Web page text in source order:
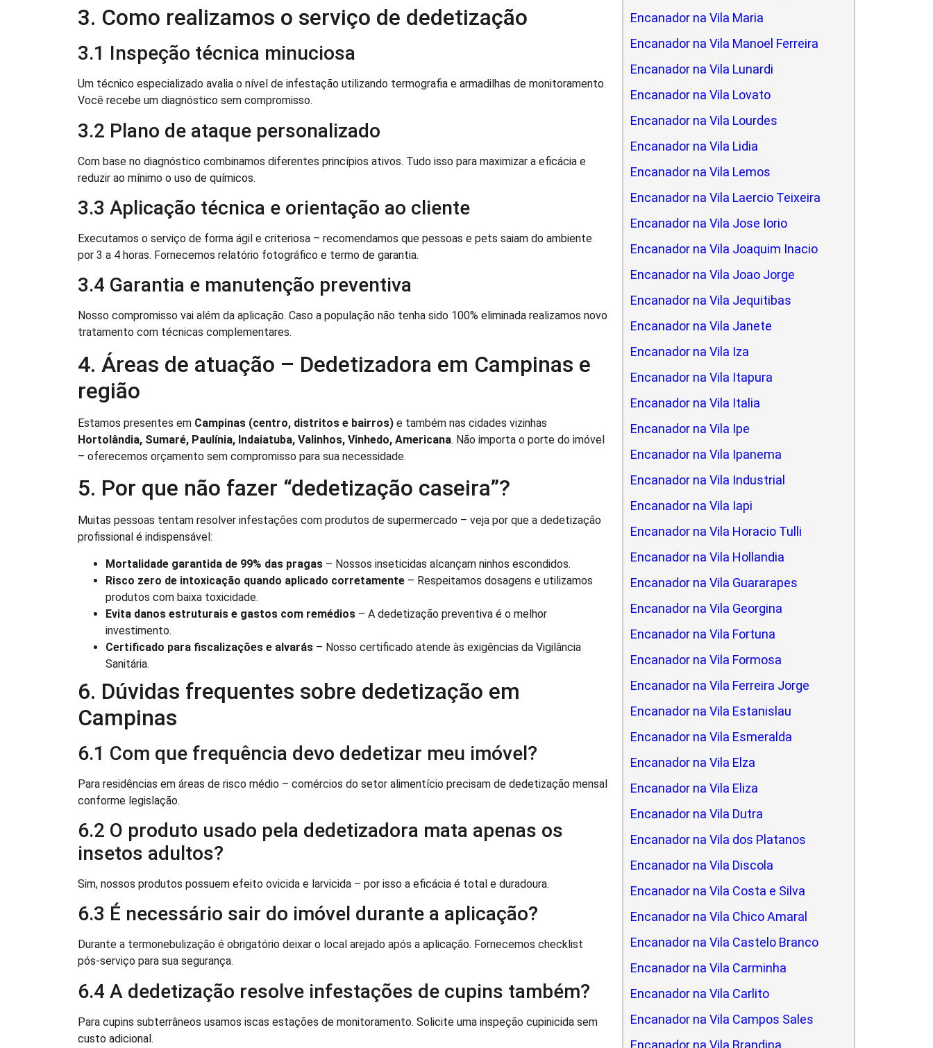
3. Como realizamos o serviço de dedetização
3.1 Inspeção técnica minuciosa
Um técnico especializado avalia o nível de infestação utilizando termografia e armadilhas de monitoramento.
Você recebe um diagnóstico sem compromisso.
3.2 Plano de ataque personalizado
Com base no diagnóstico combinamos diferentes princípios ativos. Tudo isso para maximizar a eficácia e
reduzir ao mínimo o uso de químicos.
3.3 Aplicação técnica e orientação ao cliente
Executamos o serviço de forma ágil e criteriosa – recomendamos que pessoas e pets saiam do ambiente
por 3 a 4 horas. Fornecemos relatório fotográfico e termo de garantia.
3.4 Garantia e manutenção preventiva
Nosso compromisso vai além da aplicação. Caso a população não tenha sido 100% eliminada realizamos novo
tratamento com técnicas complementares.
4. Áreas de atuação – Dedetizadora em Campinas e
região
Estamos presentes em Campinas (centro, distritos e bairros) e também nas cidades vizinhas
Hortolândia, Sumaré, Paulínia, Indaiatuba, Valinhos, Vinhedo, Americana. Não importa o porte do imóvel
– oferecemos orçamento sem compromisso para sua necessidade.
5. Por que não fazer “dedetização caseira”?
Muitas pessoas tentam resolver infestações com produtos de supermercado – veja por que a dedetização
profissional é indispensável:
Mortalidade garantida de 99% das pragas – Nossos inseticidas alcançam ninhos escondidos.
Risco zero de intoxicação quando aplicado corretamente – Respeitamos dosagens e utilizamos
produtos com baixa toxicidade.
Evita danos estruturais e gastos com remédios – A dedetização preventiva é o melhor
investimento.
Certificado para fiscalizações e alvarás – Nosso certificado atende às exigências da Vigilância
Sanitária.
6. Dúvidas frequentes sobre dedetização em
Campinas
6.1 Com que frequência devo dedetizar meu imóvel?
Para residências em áreas de risco médio – comércios do setor alimentício precisam de dedetização mensal
conforme legislação.
6.2 O produto usado pela dedetizadora mata apenas os
insetos adultos?
Sim, nossos produtos possuem efeito ovicida e larvicida – por isso a eficácia é total e duradoura.
6.3 É necessário sair do imóvel durante a aplicação?
Durante a termonebulização é obrigatório deixar o local arejado após a aplicação. Fornecemos checklist
pós-serviço para sua segurança.
6.4 A dedetização resolve infestações de cupins também?
Para cupins subterrâneos usamos iscas estações de monitoramento. Solicite uma inspeção cupinicida sem
custo adicional.
Encanador na Vila Maria
Encanador na Vila Manoel Ferreira
Encanador na Vila Lunardi
Encanador na Vila Lovato
Encanador na Vila Lourdes
Encanador na Vila Lidia
Encanador na Vila Lemos
Encanador na Vila Laercio Teixeira
Encanador na Vila Jose Iorio
Encanador na Vila Joaquim Inacio
Encanador na Vila Joao Jorge
Encanador na Vila Jequitibas
Encanador na Vila Janete
Encanador na Vila Iza
Encanador na Vila Itapura
Encanador na Vila Italia
Encanador na Vila Ipe
Encanador na Vila Ipanema
Encanador na Vila Industrial
Encanador na Vila Iapi
Encanador na Vila Horacio Tulli
Encanador na Vila Hollandia
Encanador na Vila Guararapes
Encanador na Vila Georgina
Encanador na Vila Fortuna
Encanador na Vila Formosa
Encanador na Vila Ferreira Jorge
Encanador na Vila Estanislau
Encanador na Vila Esmeralda
Encanador na Vila Elza
Encanador na Vila Eliza
Encanador na Vila Dutra
Encanador na Vila dos Platanos
Encanador na Vila Discola
Encanador na Vila Costa e Silva
Encanador na Vila Chico Amaral
Encanador na Vila Castelo Branco
Encanador na Vila Carminha
Encanador na Vila Carlito
Encanador na Vila Campos Sales
Encanador na Vila Brandina